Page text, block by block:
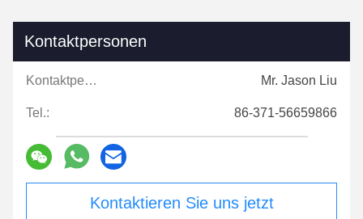
Kontaktpersonen
Kontaktpersonen: Mr. Jason Liu
Tel.: 86-371-56659866
Kontaktieren Sie uns jetzt